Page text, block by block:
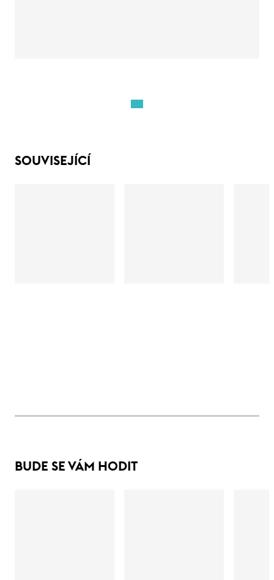
SOUVISEJÍCÍ
BUDE SE VÁM HODIT